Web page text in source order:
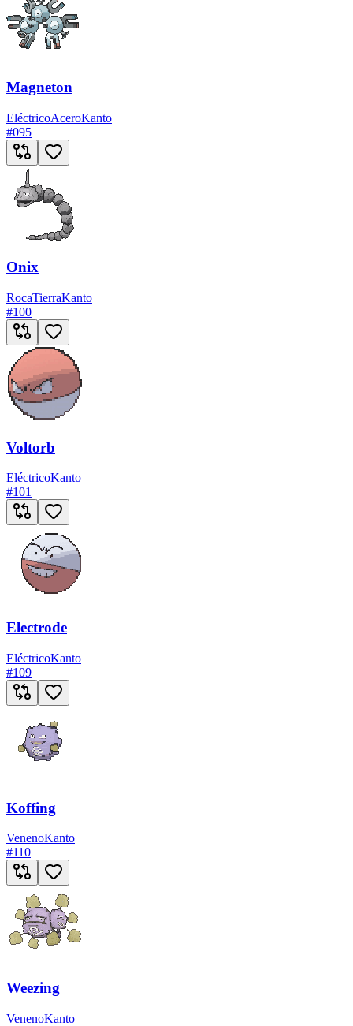
Magneton
EléctricoAceroKanto
#095
Onix
RocaTierraKanto
#100
Voltorb
EléctricoKanto
#101
Electrode
EléctricoKanto
#109
Koffing
VenenoKanto
#110
Weezing
VenenoKanto